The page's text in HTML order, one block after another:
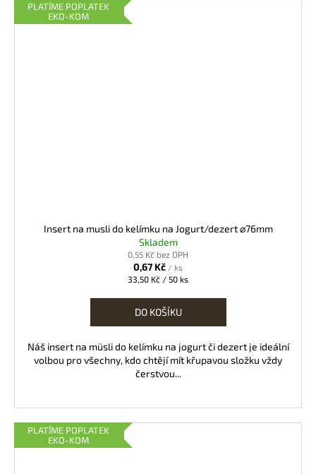
PLATÍME POPLATEK
EKO-KOM
Insert na musli do kelímku na Jogurt/dezert ⌀76mm
Skladem
0,55 Kč bez DPH
0,67 Kč / ks
Měrná
33,50 Kč / 50 ks
DO KOŠÍKU
Náš insert na müsli do kelímku na jogurt či dezert je ideální
volbou pro všechny, kdo chtějí mít křupavou složku vždy
čerstvou...
PLATÍME POPLATEK
EKO-KOM